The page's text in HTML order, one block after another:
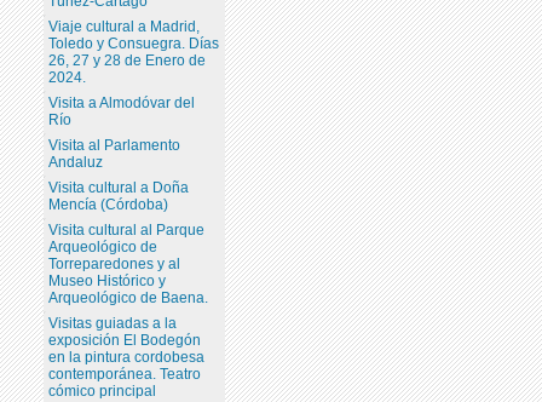
Viaje cultural a Madrid,
Toledo y Consuegra. Días
26, 27 y 28 de Enero de
2024.
Visita a Almodóvar del
Río
Visita al Parlamento
Andaluz
Visita cultural a Doña
Mencía (Córdoba)
Visita cultural al Parque
Arqueológico de
Torreparedones y al
Museo Histórico y
Arqueológico de Baena.
Visitas guiadas a la
exposición El Bodegón
en la pintura cordobesa
contemporánea. Teatro
cómico principal